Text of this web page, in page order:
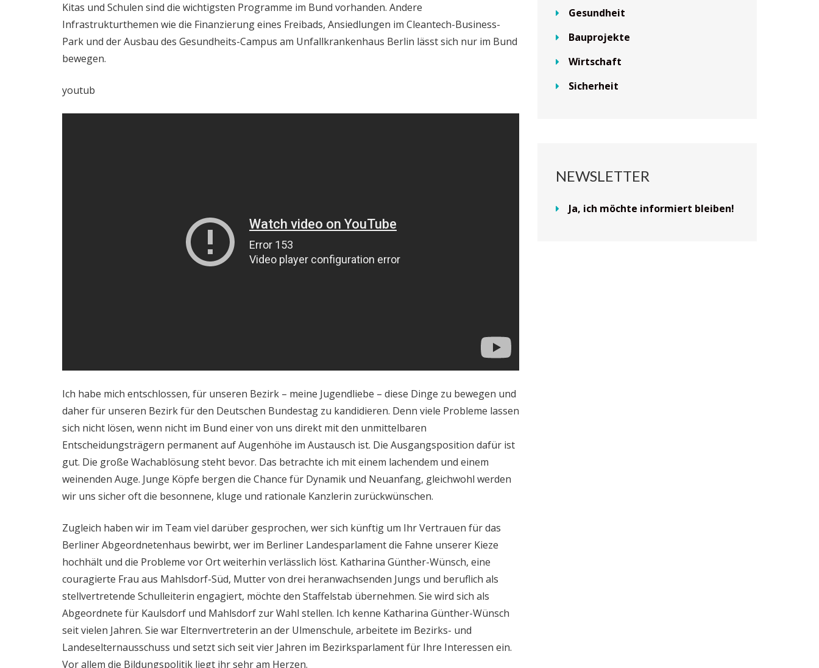
Kitas und Schulen sind die wichtigsten Programme im Bund vorhanden. Andere
Infrastrukturthemen wie die Finanzierung eines Freibads, Ansiedlungen im Cleantech-Business-
Park und der Ausbau des Gesundheits-Campus am Unfallkrankenhaus Berlin lässt sich nur im Bund
bewegen.
youtub
Ich habe mich entschlossen, für unseren Bezirk – meine Jugendliebe – diese Dinge zu bewegen und
daher für unseren Bezirk für den Deutschen Bundestag zu kandidieren. Denn viele Probleme lassen
sich nicht lösen, wenn nicht im Bund einer von uns direkt mit den unmittelbaren
Entscheidungsträgern permanent auf Augenhöhe im Austausch ist. Die Ausgangsposition dafür ist
gut. Die große Wachablösung steht bevor. Das betrachte ich mit einem lachendem und einem
weinenden Auge. Junge Köpfe bergen die Chance für Dynamik und Neuanfang, gleichwohl werden
wir uns sicher oft die besonnene, kluge und rationale Kanzlerin zurückwünschen.
Zugleich haben wir im Team viel darüber gesprochen, wer sich künftig um Ihr Vertrauen für das
Berliner Abgeordnetenhaus bewirbt, wer im Berliner Landesparlament die Fahne unserer Kieze
hochhält und die Probleme vor Ort weiterhin verlässlich löst. Katharina Günther-Wünsch, eine
couragierte Frau aus Mahlsdorf-Süd, Mutter von drei heranwachsenden Jungs und beruflich als
stellvertretende Schulleiterin engagiert, möchte den Staffelstab übernehmen. Sie wird sich als
Abgeordnete für Kaulsdorf und Mahlsdorf zur Wahl stellen. Ich kenne Katharina Günther-Wünsch
seit vielen Jahren. Sie war Elternvertreterin an der Ulmenschule, arbeitete im Bezirks- und
Landeselternausschuss und setzt sich seit vier Jahren im Bezirksparlament für Ihre Interessen ein.
Vor allem die Bildungspolitik liegt ihr sehr am Herzen.
Gesundheit
Bauprojekte
Wirtschaft
Sicherheit
NEWSLETTER
Ja, ich möchte informiert bleiben!